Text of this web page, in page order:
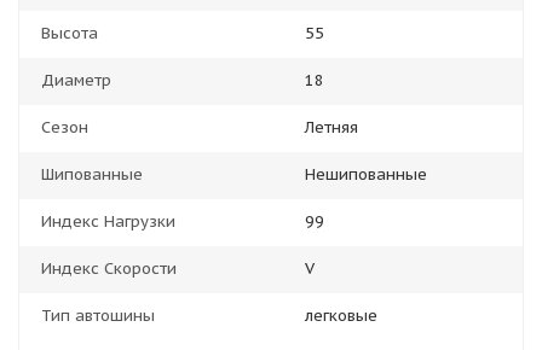
Высота 55
Диаметр 18
Сезон Летняя
Шипованные Нешипованные
Индекс Нагрузки 99
Индекс Скорости V
Тип автошины легковые